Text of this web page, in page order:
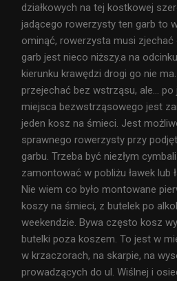
działkowych na tej kostkowej
jadącego rowerzysty ten garb to
ominąć, rowerzysta musi zjechać
garb jest nieco niższy.a na
kierunku krawędzi drogi go nie
przejechać bez wstrząsu, ale… po
miejsca bezwstrząsowego jest
jeden kosz na śmieci. Jest
sprawnego rowerzysty przy
garbu. Trzeba być niezłym
zamontować w pobliżu ławek lub
Nie wiem co było montowane
koszy na śmieci, z butelek po
weekendzie. Bywa często kosz
butelki poza koszem. To jest w
w krzaczorach, na skarpie, na
prowadzących do ul. Wiślnej i